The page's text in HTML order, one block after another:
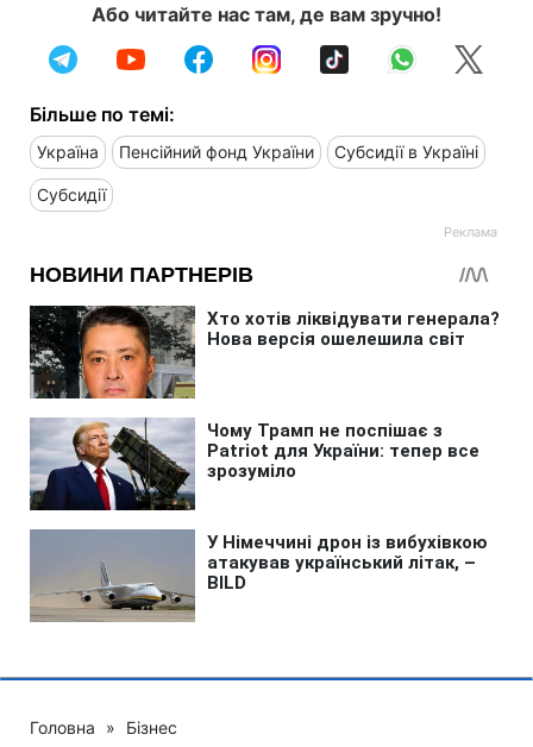
Або читайте нас там, де вам зручно!
Більше по темі:
Україна Пенсійний фонд України Субсидії в Україні
Субсидії
Головна » Бізнес